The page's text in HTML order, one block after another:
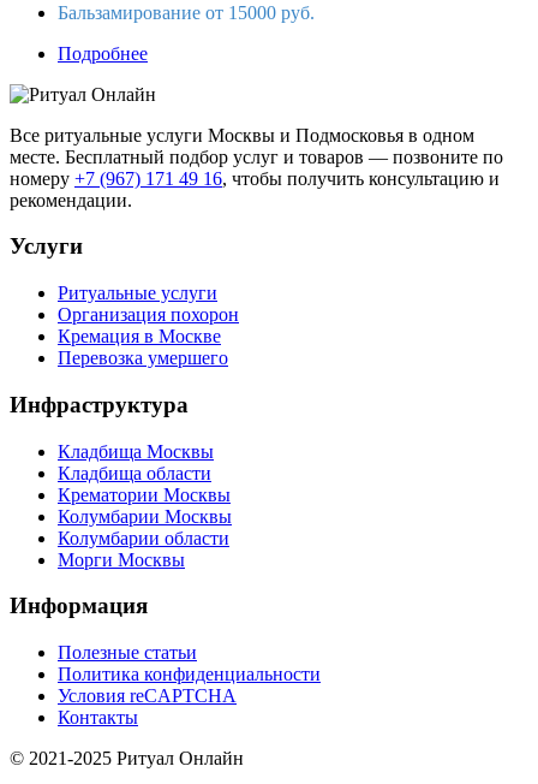
Бальзамирование от 15000 руб.
Подробнее
Все ритуальные услуги Москвы и Подмосковья в одном
месте. Бесплатный подбор услуг и товаров — позвоните по
номеру +7 (967) 171 49 16, чтобы получить консультацию и
рекомендации.
Услуги
Ритуальные услуги
Организация похорон
Кремация в Москве
Перевозка умершего
Инфраструктура
Кладбища Москвы
Кладбища области
Крематории Москвы
Колумбарии Москвы
Колумбарии области
Морги Москвы
Информация
Полезные статьи
Политика конфиденциальности
Условия reCAPTCHA
Контакты
© 2021-2025 Ритуал Онлайн